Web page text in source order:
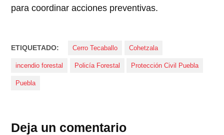
para coordinar acciones preventivas.
ETIQUETADO: Cerro Tecaballo Cohetzala
incendio forestal Policía Forestal Protección Civil Puebla
Puebla
Deja un comentario